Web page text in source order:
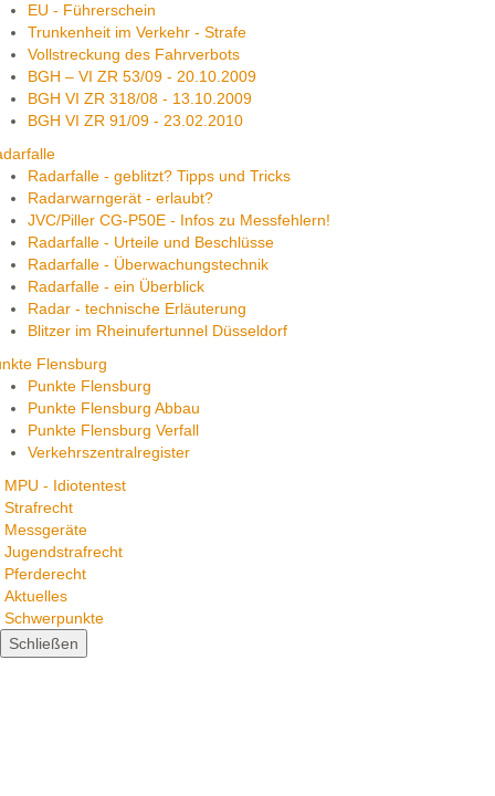
EU - Führerschein
Trunkenheit im Verkehr - Strafe
Vollstreckung des Fahrverbots
BGH – VI ZR 53/09 - 20.10.2009
BGH VI ZR 318/08 - 13.10.2009
BGH VI ZR 91/09 - 23.02.2010
Radarfalle - geblitzt? Tipps und Tricks
Radarwarngerät - erlaubt?
JVC/Piller CG-P50E - Infos zu Messfehlern!
Radarfalle - Urteile und Beschlüsse
Radarfalle - Überwachungstechnik
Radarfalle - ein Überblick
Radar - technische Erläuterung
Blitzer im Rheinufertunnel Düsseldorf
Flensburg
Punkte Flensburg
Punkte Flensburg Abbau
Punkte Flensburg Verfall
Verkehrszentralregister
MPU - Idiotentest
Strafrecht
Messgeräte
Jugendstrafrecht
Pferderecht
Aktuelles
Schwerpunkte
Schließen